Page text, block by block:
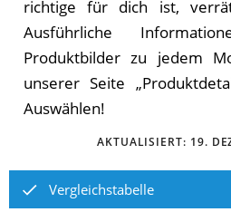
richtige für dich ist,
Ausführliche
Produktbilder zu jedem
unserer Seite
Auswählen!
AKTUALISIERT: 19.
Vergleichstabelle